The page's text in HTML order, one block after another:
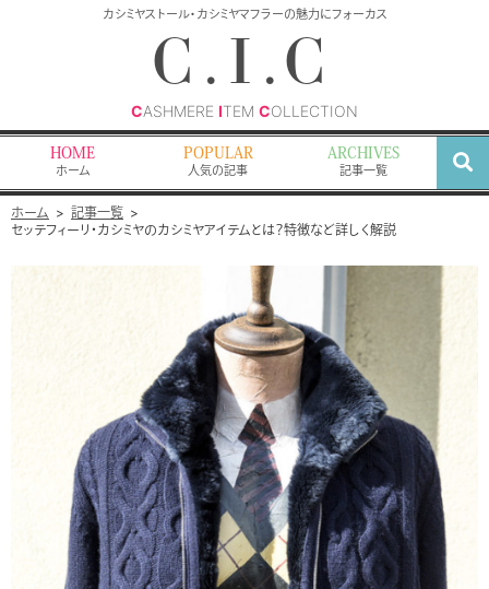
カシミヤストール・カシミヤマフラーの魅力にフォーカス
C.I.C
CASHMERE ITEM COLLECTION
HOME
ホーム
POPULAR
人気の記事
ARCHIVES
記事一覧
索
ホーム
記事一覧
セッテフィーリ・カシミヤのカシミヤアイテムとは？特徴など詳しく解説